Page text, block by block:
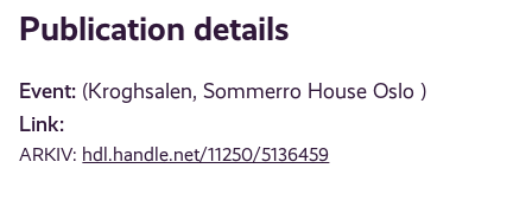
Publication details
Event: (Kroghsalen, Sommerro House Oslo )
Link:
ARKIV: hdl.handle.net/11250/5136459